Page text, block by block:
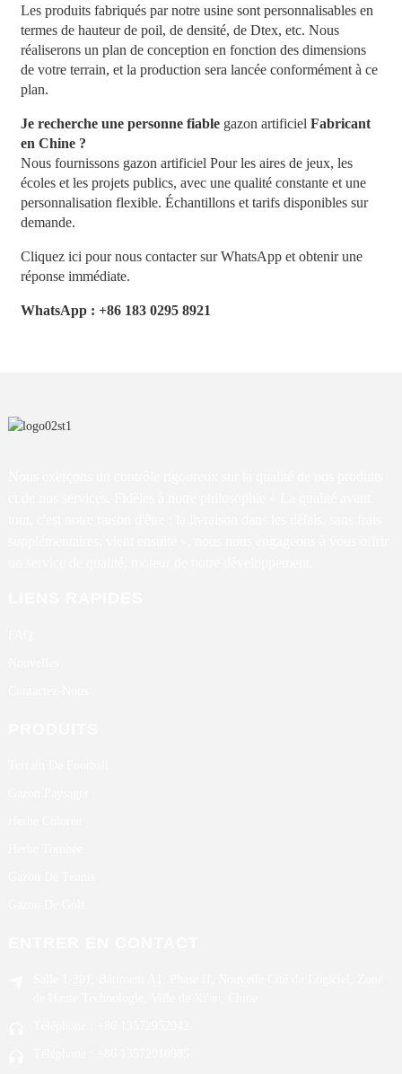
Les produits fabriqués par notre usine sont personnalisables en
termes de hauteur de poil, de densité, de Dtex, etc. Nous
réaliserons un plan de conception en fonction des dimensions
de votre terrain, et la production sera lancée conformément à ce
plan.
Je recherche une personne fiable gazon artificiel Fabricant
en Chine ?
Nous fournissons gazon artificiel Pour les aires de jeux, les
écoles et les projets publics, avec une qualité constante et une
personnalisation flexible. Échantillons et tarifs disponibles sur
demande.
Cliquez ici pour nous contacter sur WhatsApp et obtenir une
réponse immédiate.
WhatsApp : +86 183 0295 8921